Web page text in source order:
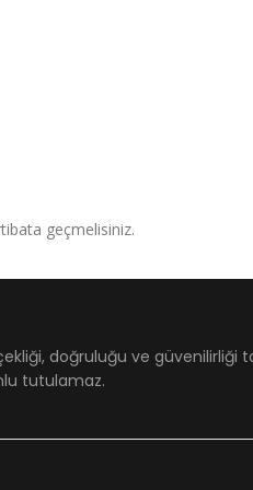
geçmelisiniz.
doğruluğu ve güvenilirliği
tutulamaz.